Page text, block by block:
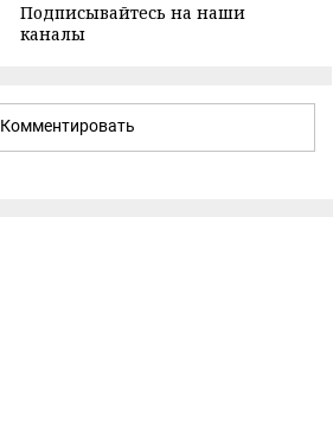
Подписывайтесь на наши
каналы
Комментировать